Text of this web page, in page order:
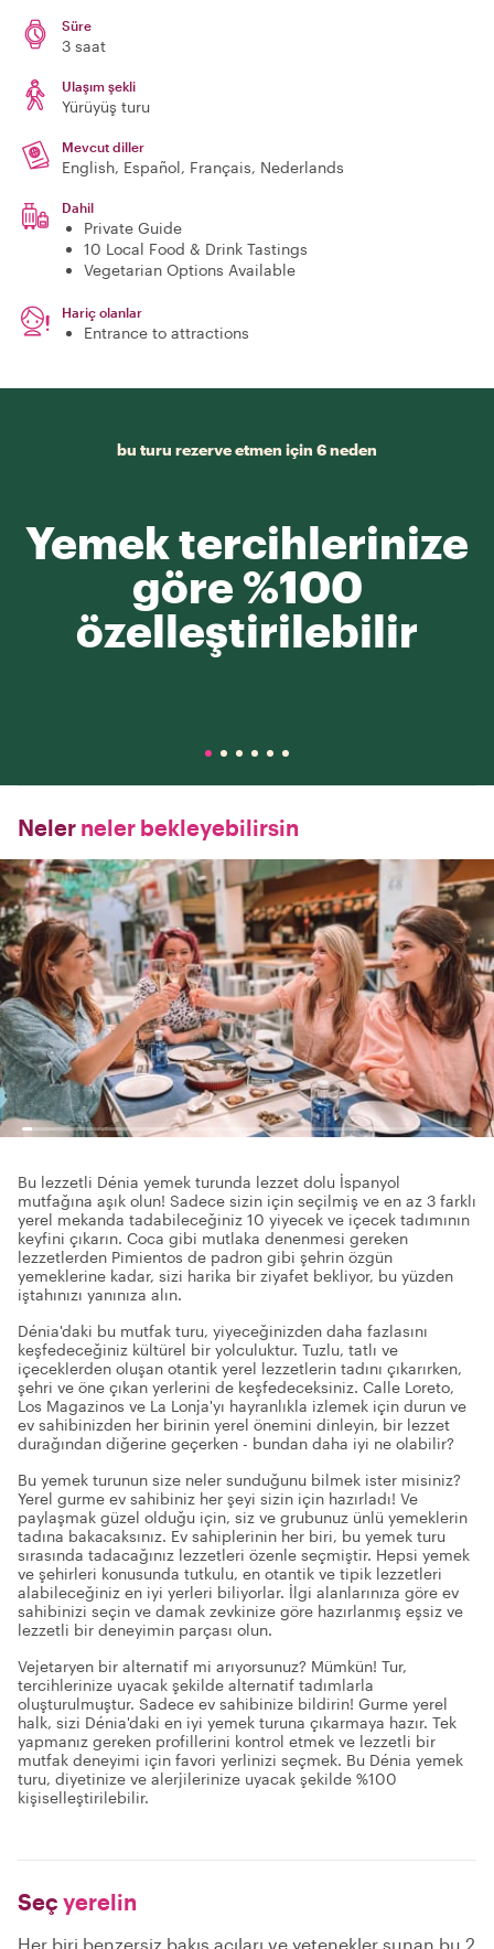
Süre
3 saat
Ulaşım şekli
Yürüyüş turu
Mevcut diller
English, Español, Français, Nederlands
Dahil
Private Guide
10 Local Food & Drink Tastings
Vegetarian Options Available
Hariç olanlar
Entrance to attractions
bu turu rezerve etmen için 6 neden
Yemek tercihlerinize
göre %100
özelleştirilebilir
Neler neler bekleyebilirsin
Bu lezzetli Dénia yemek turunda lezzet dolu İspanyol
mutfağına aşık olun! Sadece sizin için seçilmiş ve en az 3 farklı
yerel mekanda tadabileceğiniz 10 yiyecek ve içecek tadımının
keyfini çıkarın. Coca gibi mutlaka denenmesi gereken
lezzetlerden Pimientos de padron gibi şehrin özgün
yemeklerine kadar, sizi harika bir ziyafet bekliyor, bu yüzden
iştahınızı yanınıza alın.
Dénia'daki bu mutfak turu, yiyeceğinizden daha fazlasını
keşfedeceğiniz kültürel bir yolculuktur. Tuzlu, tatlı ve
içeceklerden oluşan otantik yerel lezzetlerin tadını çıkarırken,
şehri ve öne çıkan yerlerini de keşfedeceksiniz. Calle Loreto,
Los Magazinos ve La Lonja'yı hayranlıkla izlemek için durun ve
ev sahibinizden her birinin yerel önemini dinleyin, bir lezzet
durağından diğerine geçerken - bundan daha iyi ne olabilir?
Bu yemek turunun size neler sunduğunu bilmek ister misiniz?
Yerel gurme ev sahibiniz her şeyi sizin için hazırladı! Ve
paylaşmak güzel olduğu için, siz ve grubunuz ünlü yemeklerin
tadına bakacaksınız. Ev sahiplerinin her biri, bu yemek turu
sırasında tadacağınız lezzetleri özenle seçmiştir. Hepsi yemek
ve şehirleri konusunda tutkulu, en otantik ve tipik lezzetleri
alabileceğiniz en iyi yerleri biliyorlar. İlgi alanlarınıza göre ev
sahibinizi seçin ve damak zevkinize göre hazırlanmış eşsiz ve
lezzetli bir deneyimin parçası olun.
Vejetaryen bir alternatif mi arıyorsunuz? Mümkün! Tur,
tercihlerinize uyacak şekilde alternatif tadımlarla
oluşturulmuştur. Sadece ev sahibinize bildirin! Gurme yerel
halk, sizi Dénia'daki en iyi yemek turuna çıkarmaya hazır. Tek
yapmanız gereken profillerini kontrol etmek ve lezzetli bir
mutfak deneyimi için favori yerlinizi seçmek. Bu Dénia yemek
turu, diyetinize ve alerjilerinize uyacak şekilde %100
kişiselleştirilebilir.
Seç yerelin
Her biri benzersiz bakış açıları ve yetenekler sunan bu 2